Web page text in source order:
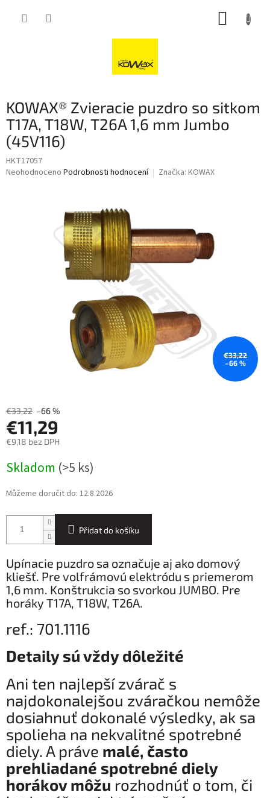
KOWAX® Zvieracie puzdro so sitkom
T17A, T18W, T26A 1,6 mm Jumbo
(45V116)
HKT17057
Průměrné
Neohodnoceno Podrobnosti hodnocení Značka: KOWAX
€33,22
–66 %
€33,22 –66 %
€11,29
€9,18 bez DPH
cena:
Skladom (>5 ks)
Můžeme doručit do: 12.8.2026
Přidat do košíku
Upínacie puzdro sa označuje aj ako domový
kliešť. Pre volfrámovú elektródu s priemerom
1,6 mm. Konštrukcia so svorkou JUMBO. Pre
horáky T17A, T18W, T26A.
ref.: 701.1116
Detaily sú vždy dôležité
Ani ten najlepší zvárač s
najdokonalejšou zváračkou nemôže
dosiahnuť dokonalé výsledky, ak sa
spolieha na nekvalitné spotrebné
diely. A práve malé, často
prehliadané spotrebné diely
horákov môžu rozhodnúť o tom, či